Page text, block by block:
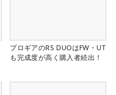
プロギアのRS DUOはFW・UT
も完成度が高く購入者続出！